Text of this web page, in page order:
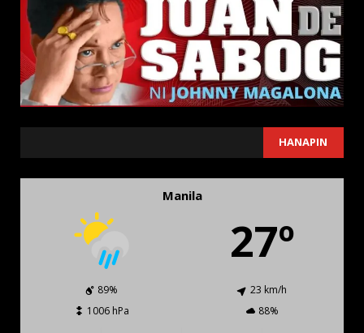
HANAPIN
Manila
27º
89%
23 km/h
1006 hPa
88%